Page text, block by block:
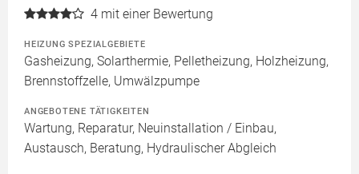
4 mit einer Bewertung
HEIZUNG SPEZIALGEBIETE
Gasheizung, Solarthermie, Pelletheizung, Holzheizung,
Brennstoffzelle, Umwälzpumpe
ANGEBOTENE TÄTIGKEITEN
Wartung, Reparatur, Neuinstallation / Einbau,
Austausch, Beratung, Hydraulischer Abgleich